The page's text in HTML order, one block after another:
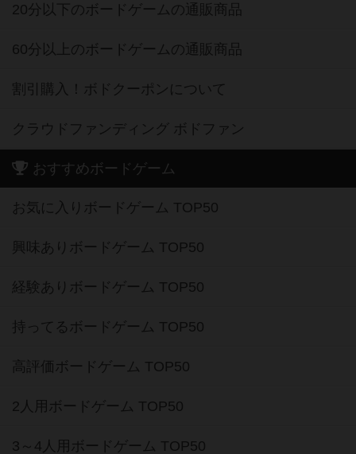
20分以下のボードゲームの通販商品
60分以上のボードゲームの通販商品
割引購入！ボドクーポンについて
クラウドファンディング ボドファン
おすすめボードゲーム
お気に入りボードゲーム TOP50
興味ありボードゲーム TOP50
経験ありボードゲーム TOP50
持ってるボードゲーム TOP50
高評価ボードゲーム TOP50
2人用ボードゲーム TOP50
3～4人用ボードゲーム TOP50